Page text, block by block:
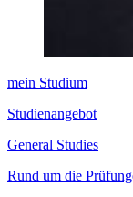
mein Studium
Studienangebot
General Studies
Rund um die